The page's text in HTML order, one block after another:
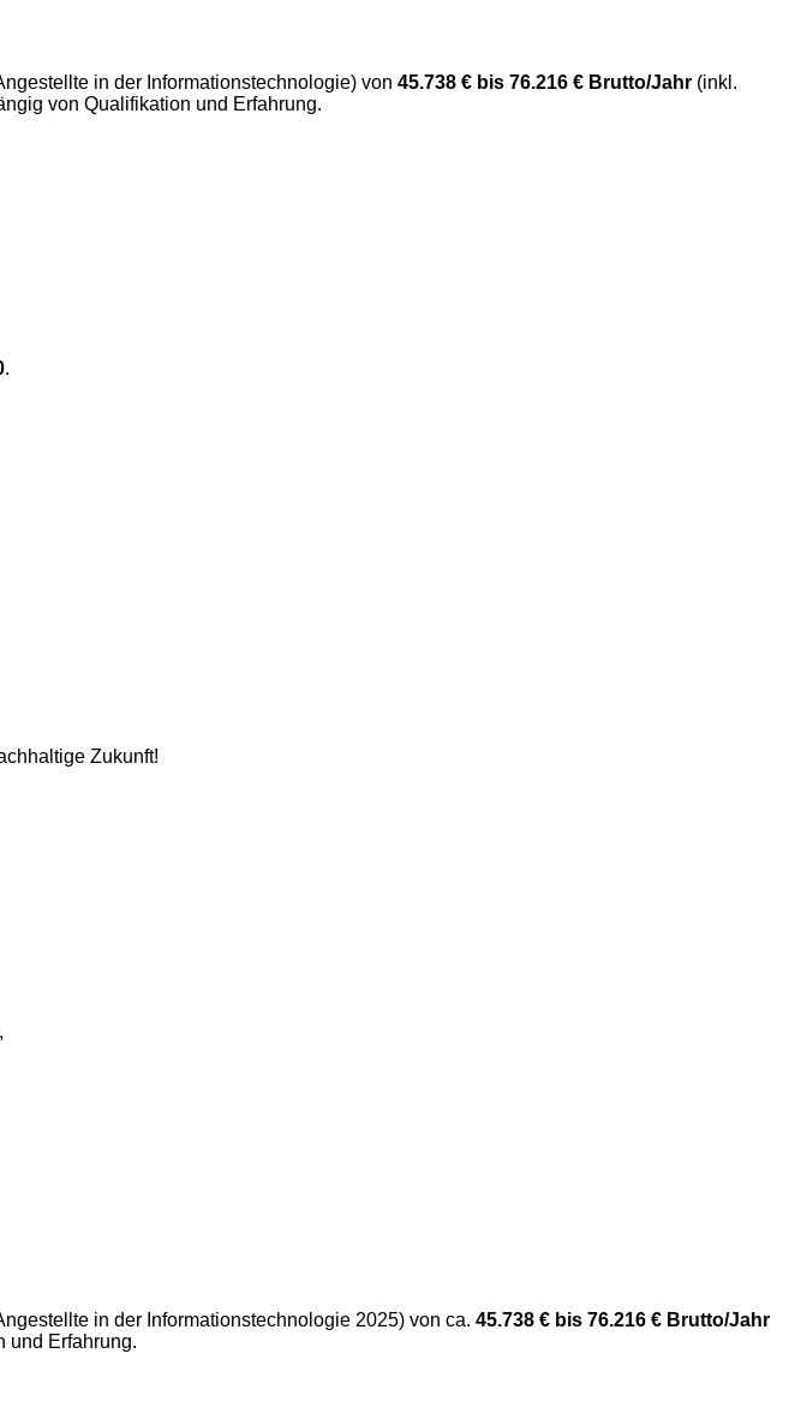
in der Informationstechnologie) von 45.738 € bis 76.216 € Brutto/Jahr (inkl.
von Qualifikation und Erfahrung.
.
Zukunft!
in der Informationstechnologie 2025) von ca. 45.738 € bis 76.216 € Brutto/Jahr
und Erfahrung.